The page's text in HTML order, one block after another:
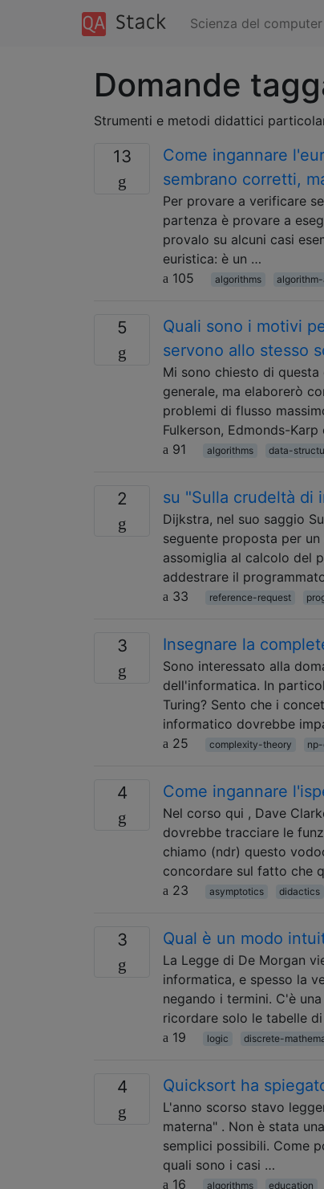
Scienza del computer
Domande
Strumenti e metodi didattici
13
Come ingannare
sembrano corretti,
Per provare a verificare
partenza è provare a
provalo su alcuni casi
euristica: è un …
105
algorithms algorithm-
5
Quali sono i motivi
servono allo stesso
Mi sono chiesto di
generale, ma elaborerò
problemi di flusso
Fulkerson, Edmonds-
91
algorithms data-
2 su "Sulla crudeltà di
Dijkstra, nel suo saggio
seguente proposta per
assomiglia al calcolo del
addestrare il
33
reference-request
3 Insegnare la
Sono interessato alla
dell'informatica. In
Turing? Sento che i
informatico dovrebbe
25
complexity-theory
4 Come ingannare
Nel corso qui , Dave
dovrebbe tracciare le
chiamo (ndr) questo
concordare sul fatto che
23
asymptotics didactics
3 Qual è un modo
La Legge di De Morgan
informatica, e spesso la
negando i termini. C'è
ricordare solo le tabelle
19
logic discrete-
4 Quicksort ha
L'anno scorso stavo
materna" . Non è stata
semplici possibili. Come
quali sono i casi …
16
algorithms education